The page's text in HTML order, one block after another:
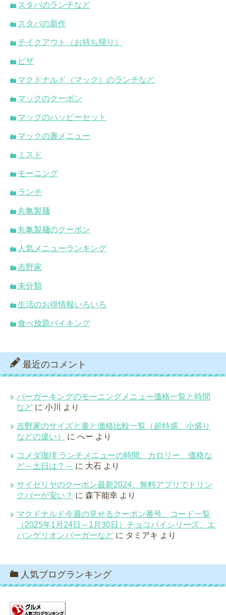
スタバのランチなど
スタバの新作
テイクアウト（お持ち帰り）
ピザ
マクドナルド（マック）のランチなど
マックのクーポン
マックのハッピーセット
マックの裏メニュー
ミスド
モーニング
ランチ
丸亀製麺
丸亀製麺のクーポン
人気メニューランキング
吉野家
未分類
生活のお得情報いろいろ
食べ放題バイキング
最近のコメント
バーガーキングのモーニングメニュー価格一覧と時間
など に 小川 より
吉野家のサイズと量と価格比較一覧（超特盛、小盛り
などの違い）
に へー より
コメダ珈琲 ランチメニューの時間、カロリー、価格な
ど～土日は？～ に 大石 より
サイゼリヤのクーポン最新2024、無料アプリでドリン
クバーが安い？ に 森下能幸 より
マクドナルド今週の見せるクーポン番号、コード一覧
（2025年1月24日～1月30日）チョコパイシリーズ、エ
バンゲリオンバーガーなど に タミアキ より
人気ブログランキング